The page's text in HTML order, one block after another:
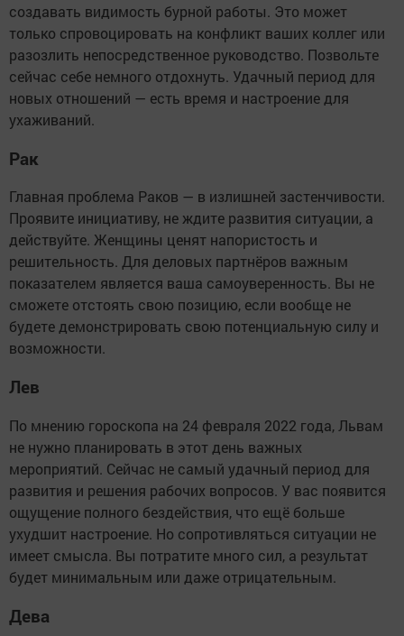
создавать видимость бурной работы. Это может
только спровоцировать на конфликт ваших коллег или
разозлить непосредственное руководство. Позвольте
сейчас себе немного отдохнуть. Удачный период для
новых отношений — есть время и настроение для
ухаживаний.
Рак
Главная проблема Раков — в излишней застенчивости.
Проявите инициативу, не ждите развития ситуации, а
действуйте. Женщины ценят напористость и
решительность. Для деловых партнёров важным
показателем является ваша самоуверенность. Вы не
сможете отстоять свою позицию, если вообще не
будете демонстрировать свою потенциальную силу и
возможности.
Лев
По мнению гороскопа на 24 февраля 2022 года, Львам
не нужно планировать в этот день важных
мероприятий. Сейчас не самый удачный период для
развития и решения рабочих вопросов. У вас появится
ощущение полного бездействия, что ещё больше
ухудшит настроение. Но сопротивляться ситуации не
имеет смысла. Вы потратите много сил, а результат
будет минимальным или даже отрицательным.
Дева